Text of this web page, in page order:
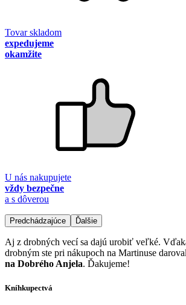
Tovar skladom
expedujeme
okamžite
U nás nakupujete
vždy bezpečne
a s dôverou
Predchádzajúce Ďalšie
Aj z drobných vecí sa dajú urobiť veľké.
drobným ste pri nákupoch na Martinuse
na Dobrého Anjela. Ďakujeme!
Kníhkupectvá